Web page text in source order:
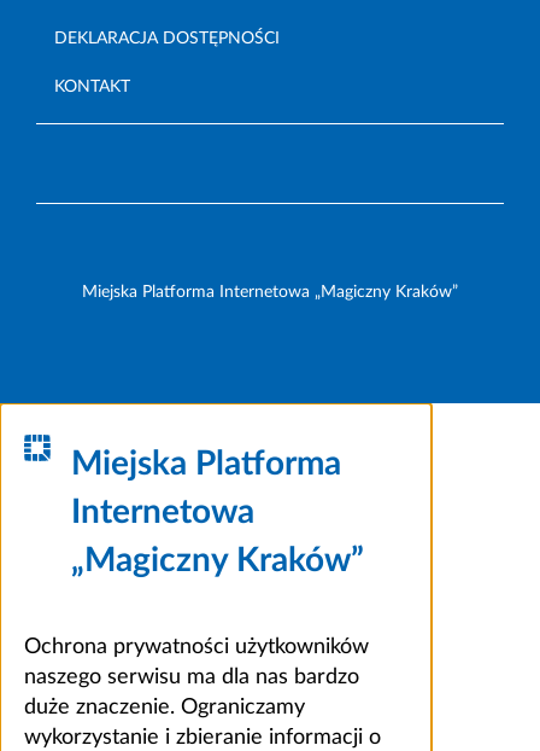
DEKLARACJA DOSTĘPNOŚCI
KONTAKT
Miejska Platforma Internetowa „Magiczny Kraków”
Miejska Platforma
Internetowa
„Magiczny Kraków”
Ochrona prywatności użytkowników
naszego serwisu ma dla nas bardzo
duże znaczenie. Ograniczamy
wykorzystanie i zbieranie informacji o